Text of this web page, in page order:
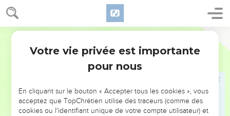
Apocalypse 6
leurs frères qui allaient être mis à mort comme eux.
12 Puis je vis l’Agneau ouvrir le sixième sceau et il y eut un
une toile de sac, la lune tout entière devint rouge comme du
Les étoiles du ciel s’abattirent sur la terre, comme font les
fruits verts d’un figuier secoué par un gros coup de vent.
Le ciel se retira comme un parchemin qu’on enroule, et
Votre vie privée est importante
pour nous
En cliquant sur le bouton « Accepter tous les cookies », vous
acceptez que TopChrétien utilise des traceurs (comme des
cookies ou l'identifiant unique de votre compte utilisateur) et